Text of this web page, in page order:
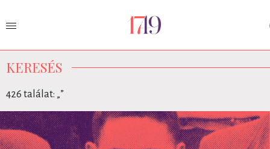
KERESÉS
426 találat: „”